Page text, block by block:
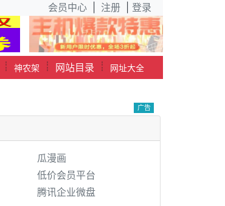
会员中心 注册 登录
┊ 神农架 ┊ 网站目录 ┊ 网址大全
广告
瓜漫画
低价会员平台
腾讯企业微盘